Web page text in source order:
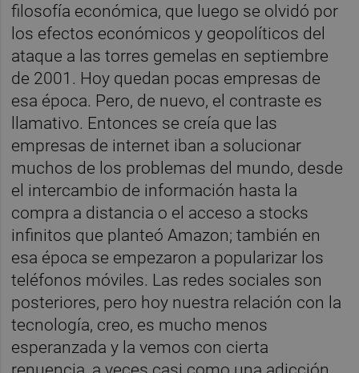
filosofía económica, que luego se olvidó por
los efectos económicos y geopolíticos del
ataque a las torres gemelas en septiembre
de 2001. Hoy quedan pocas empresas de
esa época. Pero, de nuevo, el contraste es
llamativo. Entonces se creía que las
empresas de internet iban a solucionar
muchos de los problemas del mundo, desde
el intercambio de información hasta la
compra a distancia o el acceso a stocks
infinitos que planteó Amazon; también en
esa época se empezaron a popularizar los
teléfonos móviles. Las redes sociales son
posteriores, pero hoy nuestra relación con la
tecnología, creo, es mucho menos
esperanzada y la vemos con cierta